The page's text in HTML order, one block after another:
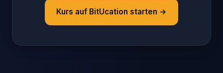
Kurs auf BitUcation starten →